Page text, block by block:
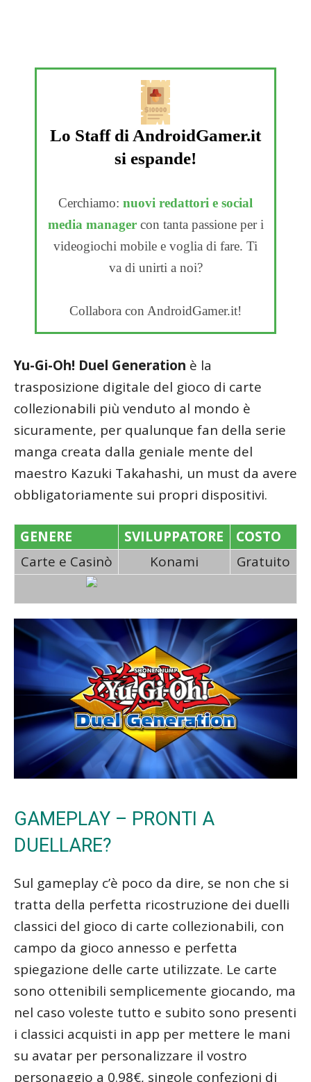
Lo Staff di AndroidGamer.it
si espande!
Cerchiamo: nuovi redattori e social
media managercon tanta passione per i
videogiochi mobile e voglia di fare. Ti
va di unirti a noi?
Collabora con AndroidGamer.it!
Yu-Gi-Oh! Duel Generation è la
trasposizione digitale del gioco di carte
collezionabili più venduto al mondo è
sicuramente, per qualunque fan della serie
manga creata dalla geniale mente del
maestro Kazuki Takahashi, un must da avere
obbligatoriamente sui propri dispositivi.
GENERE SVILUPPATORE
COSTO
Carte e Casinò
Konami Gratuito
GAMEPLAY – PRONTI A
DUELLARE?
Sul gameplay c’è poco da dire, se non che si
tratta della perfetta ricostruzione dei duelli
classici del gioco di carte collezionabili, con
campo da gioco annesso e perfetta
spiegazione delle carte utilizzate. Le carte
sono ottenibili semplicemente giocando, ma
nel caso voleste tutto e subito sono presenti
i classici acquisti in app per mettere le mani
su avatar per personalizzare il vostro
personaggio a 0.98€, singole confezioni di